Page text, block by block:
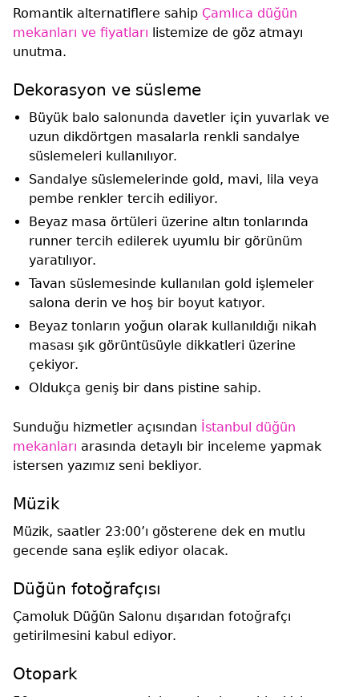
Romantik alternatiflere sahip Çamlıca düğün
mekanları ve fiyatları listemize de göz atmayı
unutma.
Dekorasyon ve süsleme
Büyük balo salonunda davetler için yuvarlak ve
uzun dikdörtgen masalarla renkli sandalye
süslemeleri kullanılıyor.
Sandalye süslemelerinde gold, mavi, lila veya
pembe renkler tercih ediliyor.
Beyaz masa örtüleri üzerine altın tonlarında
runner tercih edilerek uyumlu bir görünüm
yaratılıyor.
Tavan süslemesinde kullanılan gold işlemeler
salona derin ve hoş bir boyut katıyor.
Beyaz tonların yoğun olarak kullanıldığı nikah
masası şık görüntüsüyle dikkatleri üzerine
çekiyor.
Oldukça geniş bir dans pistine sahip.
Sunduğu hizmetler açısından İstanbul düğün
mekanları arasında detaylı bir inceleme yapmak
istersen yazımız seni bekliyor.
Müzik
Müzik, saatler 23:00’ı gösterene dek en mutlu
gecende sana eşlik ediyor olacak.
Düğün fotoğrafçısı
Çamoluk Düğün Salonu dışarıdan fotoğrafçı
getirilmesini kabul ediyor.
Otopark